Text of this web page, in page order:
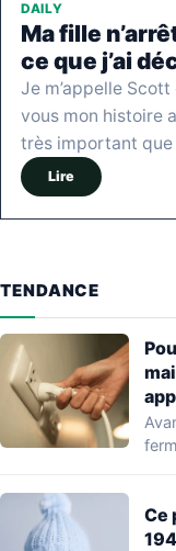
DAILY
Ma fille
ce que j’ai
Je m’appelle
vous mon histoire
très important
Lire
TENDANCE
Ce